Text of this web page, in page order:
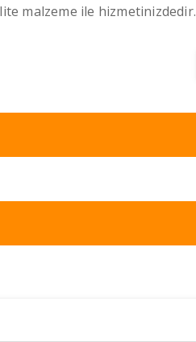
malzeme ile hizmetinizdedir.